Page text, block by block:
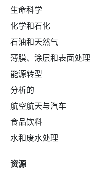
生命科学
化学和石化
石油和天然气
薄膜、涂层和表面处理
能源转型
分析的
航空航天与汽车
食品饮料
水和废水处理
资源